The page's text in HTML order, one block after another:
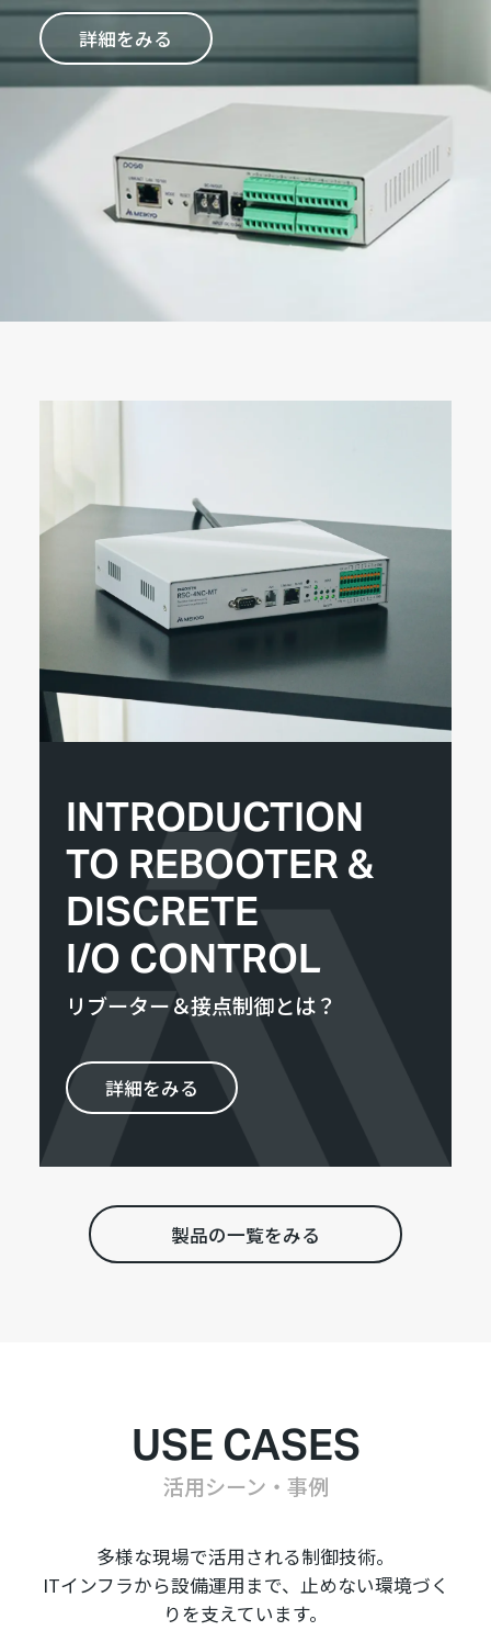
詳細をみる
INTRODUCTION
TO REBOOTER &
DISCRETE
I/O CONTROL
リブーター＆接点制御とは？
詳細をみる
製品の一覧をみる
USE CASES
活用シーン・事例
多様な現場で活用される制御技術。
ITインフラから設備運用まで、止めない環境づく
りを支えています。